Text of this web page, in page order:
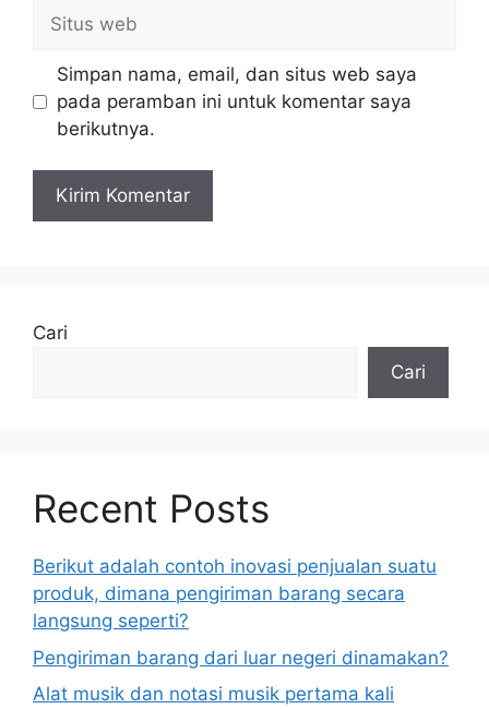
web
Simpan nama, email, dan situs web saya
pada peramban ini untuk komentar saya
berikutnya.
Cari
Cari
Recent Posts
Berikut adalah contoh inovasi penjualan suatu
produk, dimana pengiriman barang secara
langsung seperti?
Pengiriman barang dari luar negeri dinamakan?
Alat musik dan notasi musik pertama kali